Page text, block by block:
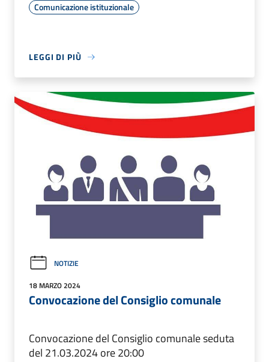
Comunicazione istituzionale
LEGGI DI PIÙ
NOTIZIE
18 MARZO 2024
Convocazione del Consiglio comunale
Convocazione del Consiglio comunale seduta
del 21.03.2024 ore 20:00